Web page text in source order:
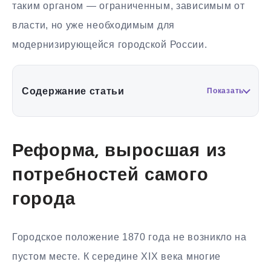
таким органом — ограниченным, зависимым от
власти, но уже необходимым для
модернизирующейся городской России.
Содержание статьи Показать
Реформа, выросшая из
потребностей самого
города
Городское положение 1870 года не возникло на
пустом месте. К середине XIX века многие